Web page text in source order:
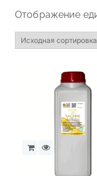
Отображение